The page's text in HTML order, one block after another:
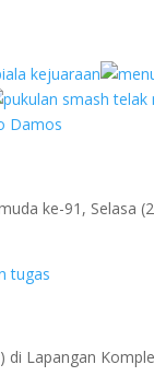
ke-91, Selasa
Lapangan